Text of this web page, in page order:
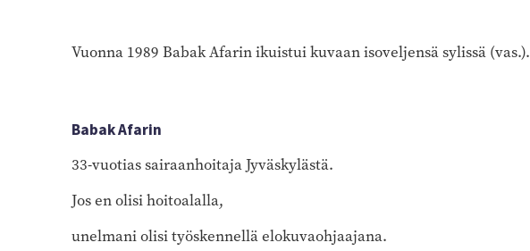
Vuonna 1989 Babak Afarin ikuistui kuvaan isoveljensä sylissä (vas.).
Babak Afarin
33-vuotias sairaanhoitaja Jyväskylästä.
Jos en olisi hoitoalalla,
unelmani olisi työskennellä elokuvaohjaajana.